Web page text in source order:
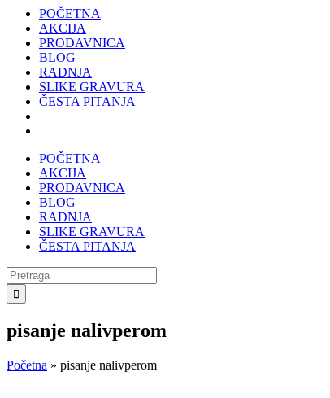
POČETNA
AKCIJA
PRODAVNICA
BLOG
RADNJA
SLIKE GRAVURA
ČESTA PITANJA
POČETNA
AKCIJA
PRODAVNICA
BLOG
RADNJA
SLIKE GRAVURA
ČESTA PITANJA
Search
for:
pisanje nalivperom
Početna » pisanje nalivperom